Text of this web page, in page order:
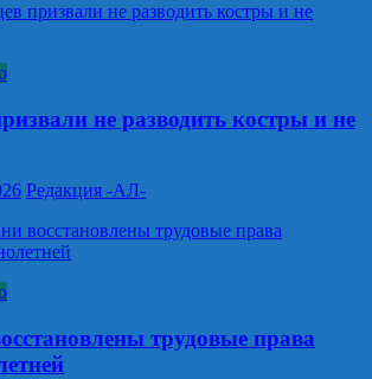
не разводить костры и не
Редакция -АЛ-
трудовые права